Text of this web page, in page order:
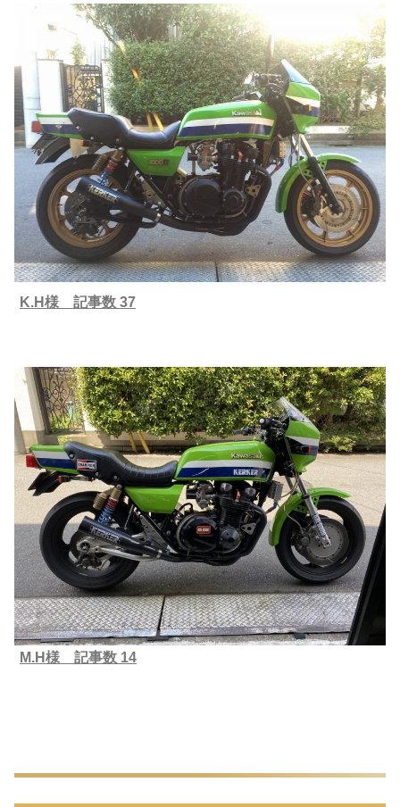
K.H様 記事数 37
M.H様 記事数 14